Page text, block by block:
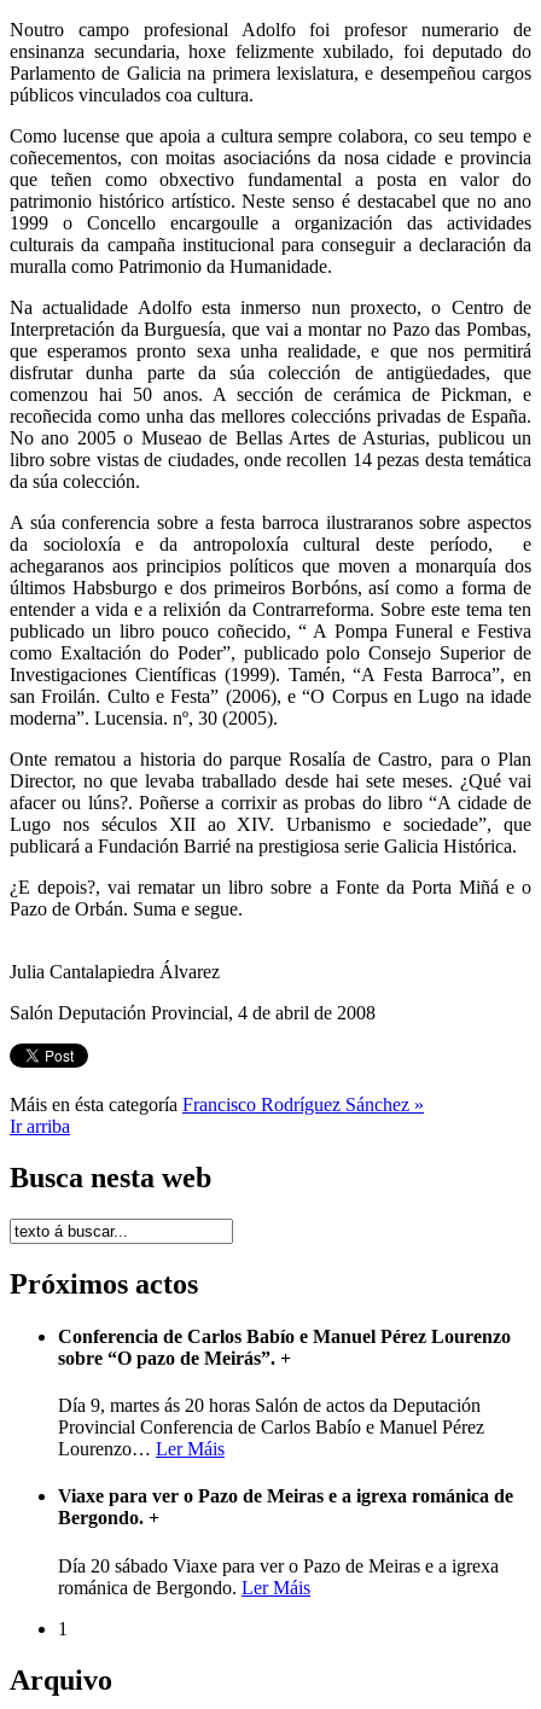
Noutro campo profesional Adolfo foi profesor numerario de
ensinanza secundaria, hoxe felizmente xubilado, foi deputado do
Parlamento de Galicia na primera lexislatura, e desempeñou cargos
públicos vinculados coa cultura.
Como lucense que apoia a cultura sempre colabora, co seu tempo e
coñecementos, con moitas asociacións da nosa cidade e provincia
que teñen como obxectivo fundamental a posta en valor do
patrimonio histórico artístico. Neste senso é destacabel que no ano
1999 o Concello encargoulle a organización das actividades
culturais da campaña institucional para conseguir a declaración da
muralla como Patrimonio da Humanidade.
Na actualidade Adolfo esta inmerso nun proxecto, o Centro de
Interpretación da Burguesía, que vai a montar no Pazo das Pombas,
que esperamos pronto sexa unha realidade, e que nos permitirá
disfrutar dunha parte da súa colección de antigüedades, que
comenzou hai 50 anos. A sección de cerámica de Pickman, e
recoñecida como unha das mellores coleccións privadas de España.
No ano 2005 o Museao de Bellas Artes de Asturias, publicou un
libro sobre vistas de ciudades, onde recollen 14 pezas desta temática
da súa colección.
A súa conferencia sobre a festa barroca ilustraranos sobre aspectos
da socioloxía e da antropoloxía cultural deste período, e
achegaranos aos principios políticos que moven a monarquía dos
últimos Habsburgo e dos primeiros Borbóns, así como a forma de
entender a vida e a relixión da Contrarreforma. Sobre este tema ten
publicado un libro pouco coñecido, “ A Pompa Funeral e Festiva
como Exaltación do Poder”, publicado polo Consejo Superior de
Investigaciones Científicas (1999). Tamén, “A Festa Barroca”, en
san Froilán. Culto e Festa” (2006), e “O Corpus en Lugo na idade
moderna”. Lucensia. nº, 30 (2005).
Onte rematou a historia do parque Rosalía de Castro, para o Plan
Director, no que levaba traballado desde hai sete meses. ¿Qué vai
afacer ou lúns?. Poñerse a corrixir as probas do libro “A cidade de
Lugo nos séculos XII ao XIV. Urbanismo e sociedade”, que
publicará a Fundación Barrié na prestigiosa serie Galicia Histórica.
¿E depois?, vai rematar un libro sobre a Fonte da Porta Miñá e o
Pazo de Orbán. Suma e segue.
Julia Cantalapiedra Álvarez
Salón Deputación Provincial, 4 de abril de 2008
Máis en ésta categoría Francisco Rodríguez Sánchez »
Ir arriba
Busca nesta web
Próximos actos
Conferencia de Carlos Babío e Manuel Pérez Lourenzo
sobre “O pazo de Meirás”. +
Día 9, martes ás 20 horas Salón de actos da Deputación
Provincial Conferencia de Carlos Babío e Manuel Pérez
Lourenzo… Ler Máis
Viaxe para ver o Pazo de Meiras e a igrexa románica de
Bergondo. +
Día 20 sábado Viaxe para ver o Pazo de Meiras e a igrexa
románica de Bergondo. Ler Máis
1
Arquivo